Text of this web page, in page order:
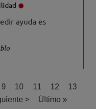
ayuda es
Página
9 Página
10 Página
11 Página
12 Página
13
página
> Última página
Último »